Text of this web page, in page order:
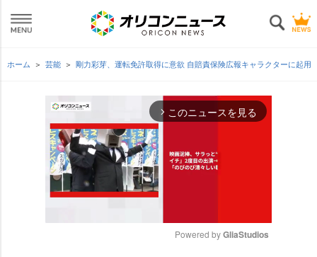
ホーム 芸能 剛力彩芽、運転免許取得に意欲 自賠責保険広報キャラクターに起用
arrow_forward_ios このニュースを見る
Powered by GliaStudios